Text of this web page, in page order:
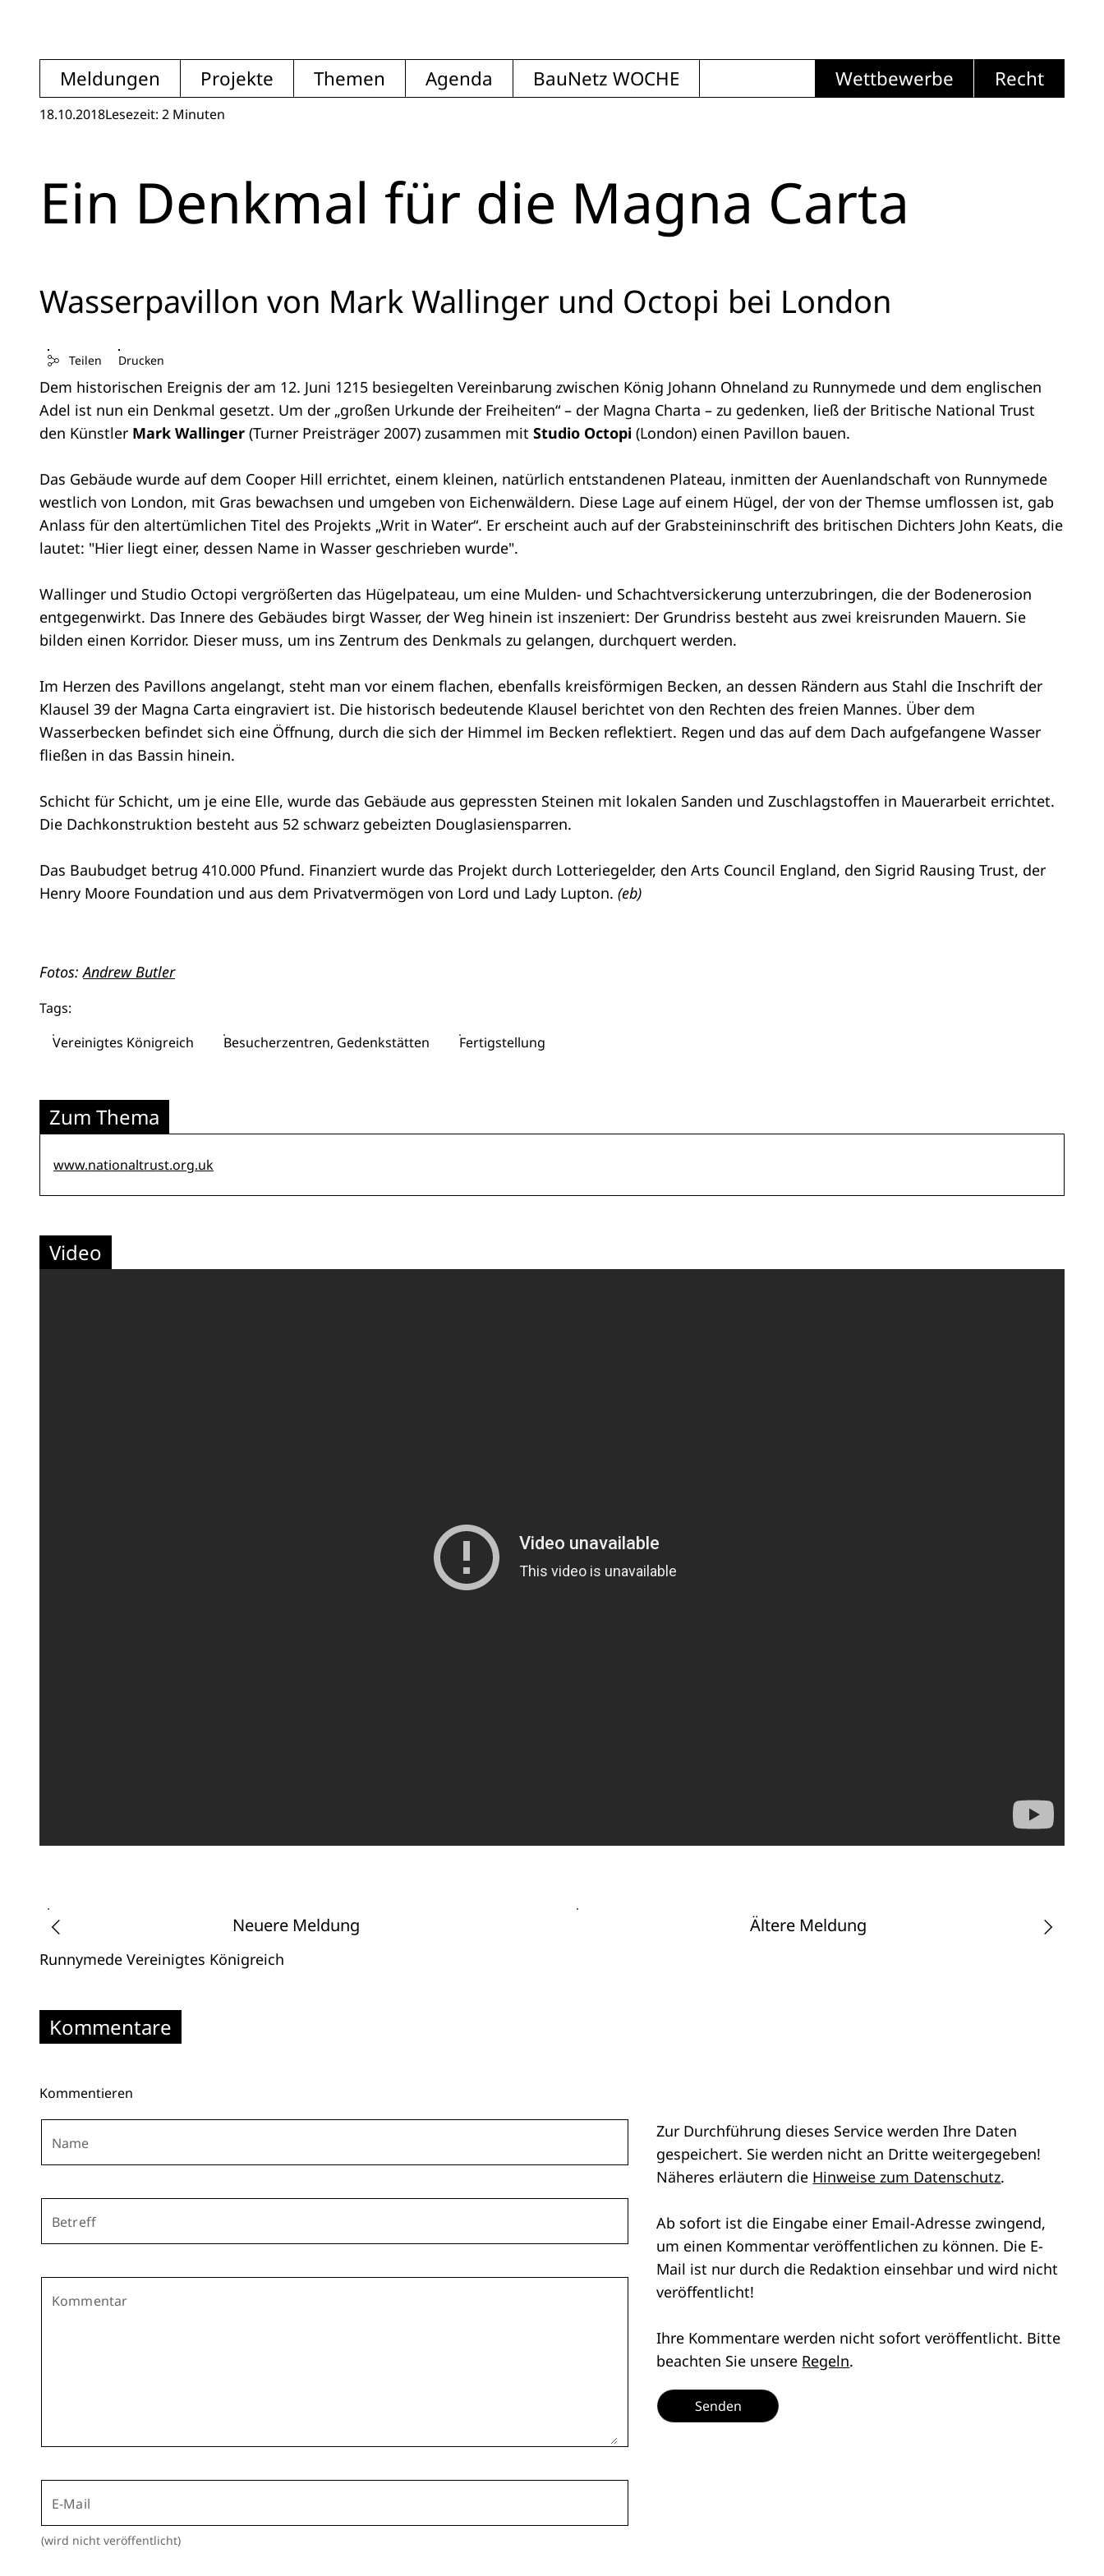
Meldungen Projekte Themen Agenda BauNetz WOCHE Wettbewerbe Recht
18.10.2018Lesezeit: 2 Minuten
Ein Denkmal für die Magna Carta
Wasserpavillon von Mark Wallinger und Octopi bei London
Teilen Drucken
Dem historischen Ereignis der am 12. Juni 1215 besiegelten Vereinbarung zwischen König Johann Ohneland zu Runnymede und dem englischen
Adel ist nun ein Denkmal gesetzt. Um der „großen Urkunde der Freiheiten“ – der Magna Charta – zu gedenken, ließ der Britische National Trust
den Künstler Mark Wallinger (Turner Preisträger 2007) zusammen mit Studio Octopi (London) einen Pavillon bauen.
Das Gebäude wurde auf dem Cooper Hill errichtet, einem kleinen, natürlich entstandenen Plateau, inmitten der Auenlandschaft von Runnymede
westlich von London, mit Gras bewachsen und umgeben von Eichenwäldern. Diese Lage auf einem Hügel, der von der Themse umflossen ist, gab
Anlass für den altertümlichen Titel des Projekts „Writ in Water“. Er erscheint auch auf der Grabsteininschrift des britischen Dichters John Keats, die
lautet: "Hier liegt einer, dessen Name in Wasser geschrieben wurde".
Wallinger und Studio Octopi vergrößerten das Hügelpateau, um eine Mulden- und Schachtversickerung unterzubringen, die der Bodenerosion
entgegenwirkt. Das Innere des Gebäudes birgt Wasser, der Weg hinein ist inszeniert: Der Grundriss besteht aus zwei kreisrunden Mauern. Sie
bilden einen Korridor. Dieser muss, um ins Zentrum des Denkmals zu gelangen, durchquert werden.
Im Herzen des Pavillons angelangt, steht man vor einem flachen, ebenfalls kreisförmigen Becken, an dessen Rändern aus Stahl die Inschrift der
Klausel 39 der Magna Carta eingraviert ist. Die historisch bedeutende Klausel berichtet von den Rechten des freien Mannes. Über dem
Wasserbecken befindet sich eine Öffnung, durch die sich der Himmel im Becken reflektiert. Regen und das auf dem Dach aufgefangene Wasser
fließen in das Bassin hinein.
Schicht für Schicht, um je eine Elle, wurde das Gebäude aus gepressten Steinen mit lokalen Sanden und Zuschlagstoffen in Mauerarbeit errichtet.
Die Dachkonstruktion besteht aus 52 schwarz gebeizten Douglasiensparren.
Das Baubudget betrug 410.000 Pfund. Finanziert wurde das Projekt durch Lotteriegelder, den Arts Council England, den Sigrid Rausing Trust, der
Henry Moore Foundation und aus dem Privatvermögen von Lord und Lady Lupton. (eb)
Fotos:Andrew Butler
Tags:
Vereinigtes Königreich
Besucherzentren, Gedenkstätten Fertigstellung
Zum Thema
www.nationaltrust.org.uk
Video
Neuere Meldung Ältere Meldung
Runnymede Vereinigtes Königreich
Kommentare
Kommentieren
Name
Betreff
Kommentar
E-Mail
(wird nicht veröffentlicht)
Zur Durchführung dieses Service werden Ihre Daten
gespeichert. Sie werden nicht an Dritte weitergegeben!
Näheres erläutern die Hinweise zum Datenschutz.
Ab sofort ist die Eingabe einer Email-Adresse zwingend,
um einen Kommentar veröffentlichen zu können. Die E-
Mail ist nur durch die Redaktion einsehbar und wird nicht
veröffentlicht!
Ihre Kommentare werden nicht sofort veröffentlicht. Bitte
beachten Sie unsere Regeln.
Senden